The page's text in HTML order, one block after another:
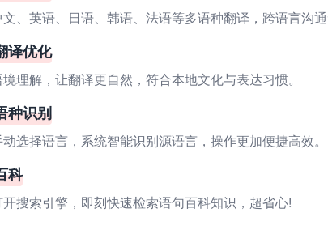
、英语、日语、韩语、法语等多语种翻译，跨语言沟通
译优化
理解，让翻译更自然，符合本地文化与表达习惯。
种识别
选择语言，系统智能识别源语言，操作更加便捷高效。
科
开搜索引擎，即刻快速检索语句百科知识，超省心!